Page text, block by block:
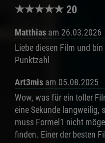
★★★★★ 20
Matthias am 26.03.2026
Liebe diesen Film und
Punktzahl
Art3mis am 05.08.2025
Wow, was für ein toller
eine Sekunde langweilig,
muss Formel1 nicht
finden. Einer der besten